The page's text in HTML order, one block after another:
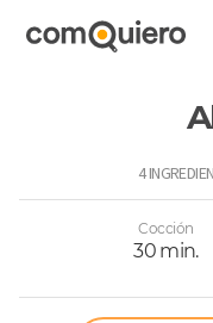
4
Cocción
30 min.